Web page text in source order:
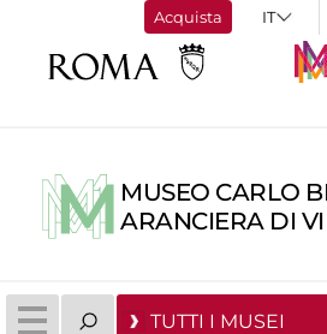
Acquista
MUSEO CARLO
ARANCIERA DI
TUTTI I MUSEI